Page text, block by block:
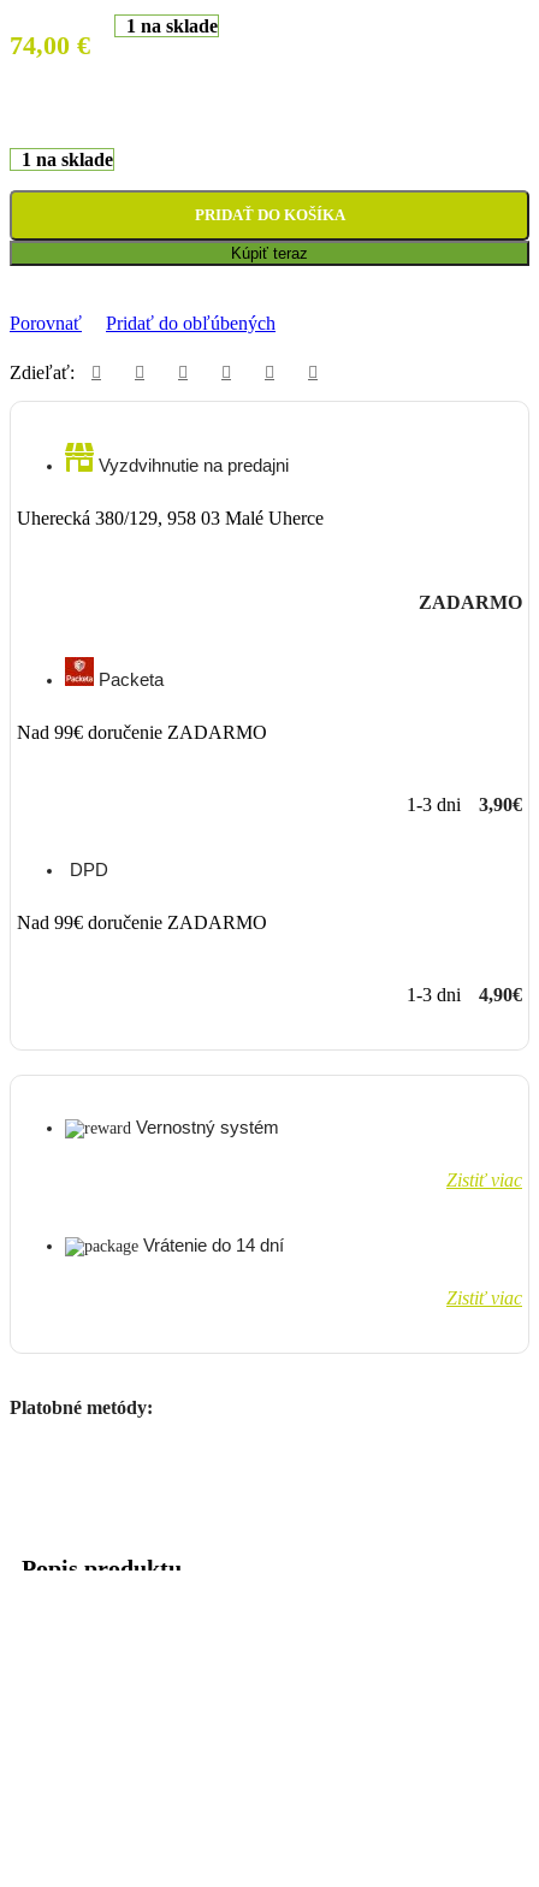
74,00 €
1 na sklade
1 na sklade
PRIDAŤ DO KOŠÍKA
Kúpiť teraz
Porovnať Pridať do obľúbených
Zdieľať:
Vyzdvihnutie na predajni
Uherecká 380/129, 958 03 Malé Uherce
ZADARMO
Packeta
Nad 99€ doručenie ZADARMO
1-3 dni 3,90€
DPD
Nad 99€ doručenie ZADARMO
1-3 dni 4,90€
Vernostný systém
Zistiť viac
Vrátenie do 14 dní
Zistiť viac
Platobné metódy:
Popis produktu